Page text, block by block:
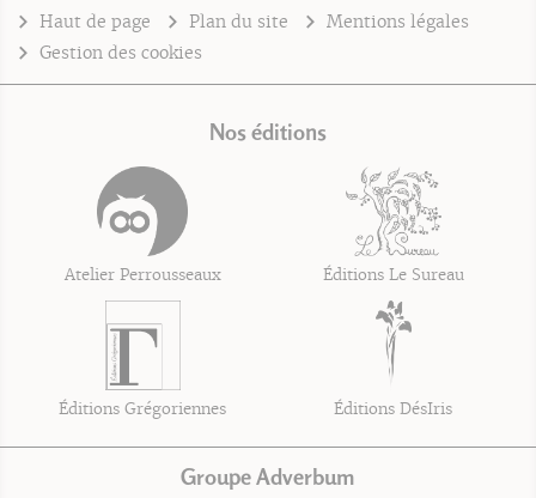
Haut de page Plan du site
Mentions légales
Gestion des cookies
Nos éditions
Atelier Perrousseaux Éditions Le Sureau
Éditions Grégoriennes Éditions DésIris
Groupe Adverbum